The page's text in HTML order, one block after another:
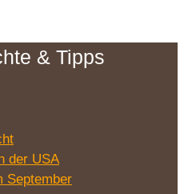
& Tipps
der USA
September